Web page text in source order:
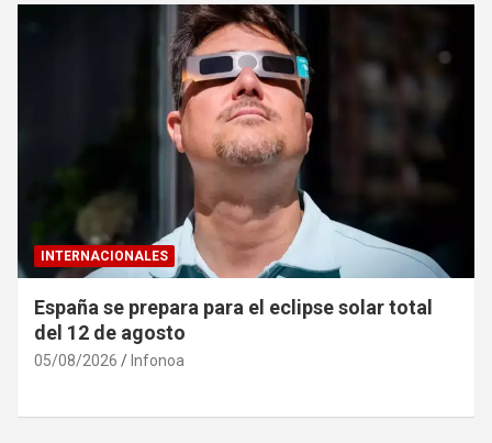
INTERNACIONALES
España se prepara para el eclipse solar total
del 12 de agosto
05/08/2026 Infonoa